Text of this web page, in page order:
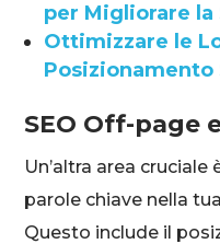
per Migliorare la
Ottimizzare le
Posizionamento
SEO Off-page
Un’altra area
parole chiave nella
Questo include il